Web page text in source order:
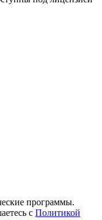
программы.
с Политикой